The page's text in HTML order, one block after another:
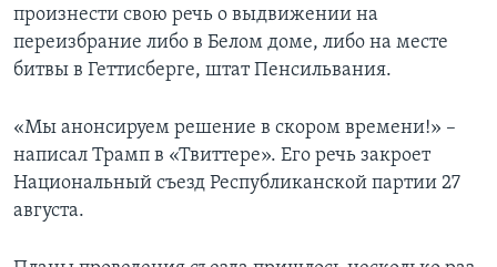
произнести свою речь о выдвижении на
переизбрание либо в Белом доме, либо на месте
битвы в Геттисберге, штат Пенсильвания.
«Мы анонсируем решение в скором времени!» –
написал Трамп в «Твиттере». Его речь закроет
Национальный съезд Республиканской партии 27
августа.